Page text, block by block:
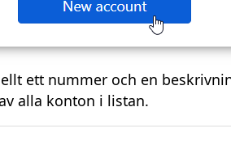
ett nummer och en
alla konton i listan.